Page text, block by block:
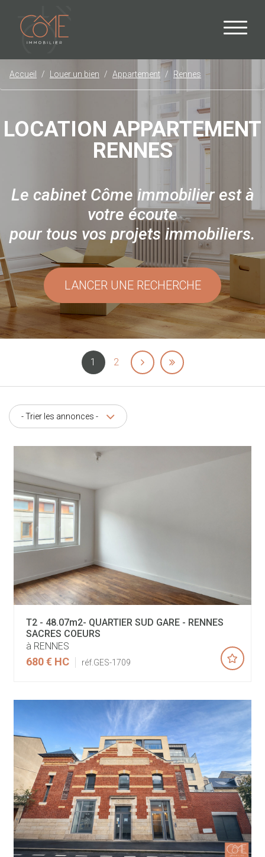
LOCATION APPARTEMENT
RENNES
Le cabinet Côme immobilier est à
votre écoute
pour tous vos projets immobiliers.
LANCER UNE RECHERCHE
Accueil Louer un bien Appartement Rennes
1 2
- Trier les annonces -
T2 - 48.07m2- QUARTIER SUD GARE - RENNES
SACRES COEURS
à RENNES
680 € HC réf.GES-1709